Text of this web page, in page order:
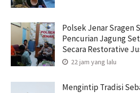
Polsek Jenar Sragen
Pencurian Jagung
Secara Restorative
22 jam yang lalu
Mengintip Tradisi